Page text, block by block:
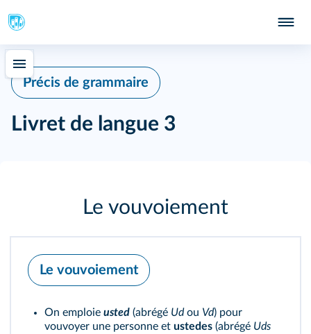
Précis de grammaire
Livret de langue 3
Le vouvoiement
Le vouvoiement
On emploie usted (abrégé Ud ou Vd) pour
vouvoyer une personne et ustedes (abrégé Uds